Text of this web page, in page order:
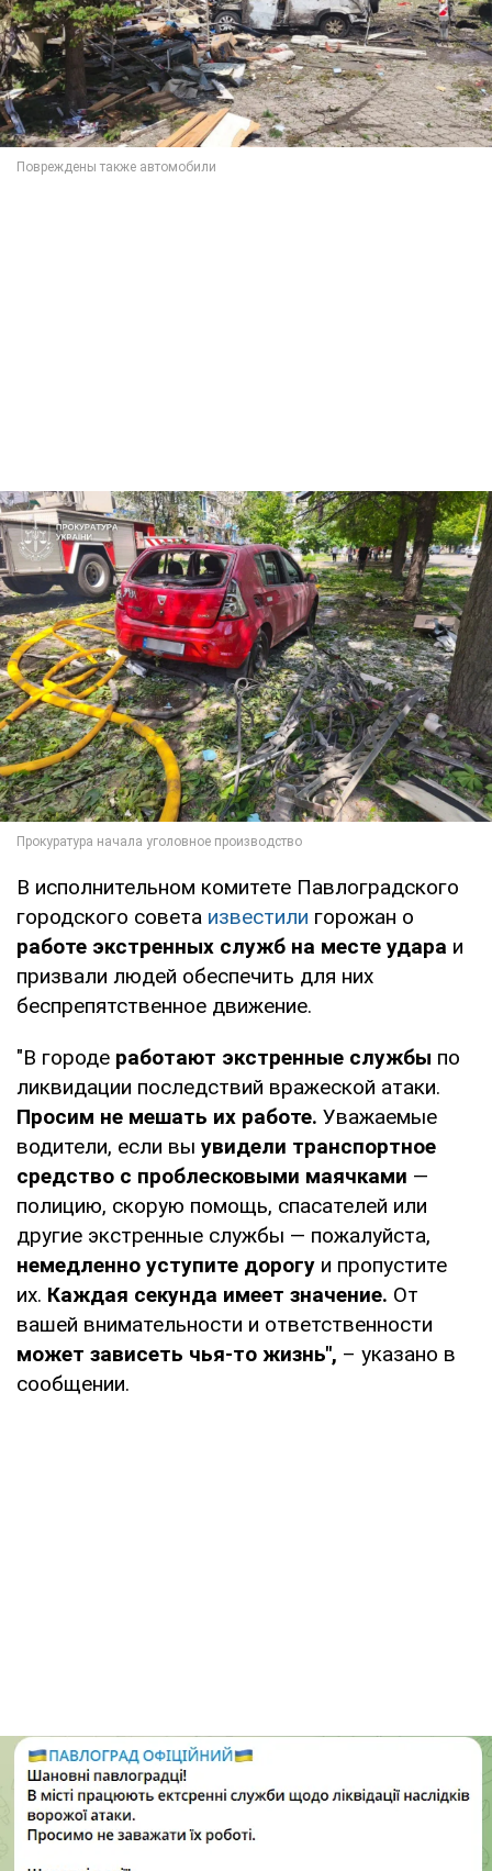
В исполнительном комитете Павлоградского
городского совета известили горожан о
работе экстренных служб на месте удара и
призвали людей обеспечить для них
беспрепятственное движение.
"В городе работают экстренные службы по
ликвидации последствий вражеской атаки.
Просим не мешать их работе. Уважаемые
водители, если вы увидели транспортное
средство с проблесковыми маячками —
полицию, скорую помощь, спасателей или
другие экстренные службы — пожалуйста,
немедленно уступите дорогу и пропустите
их. Каждая секунда имеет значение. От
вашей внимательности и ответственности
может зависеть чья-то жизнь", – указано в
сообщении.